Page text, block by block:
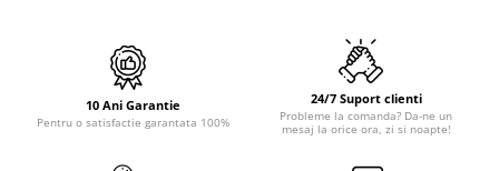
Electrocasnice pentru bucătărie
Mixere și blendere
10 Ani Garantie
Pentru o satisfactie garantata 100%
24/7 Suport clienti
Probleme la comanda? Da-ne un
mesaj la orice ora, zi si noapte!